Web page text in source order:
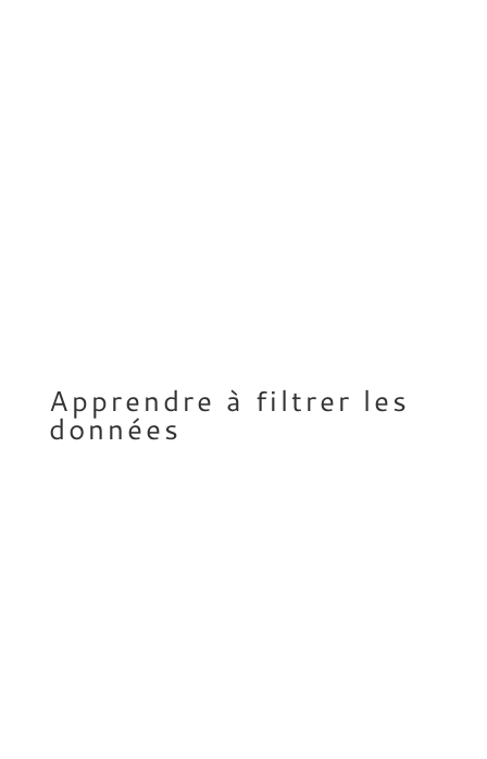
Apprendre à filtrer les
données